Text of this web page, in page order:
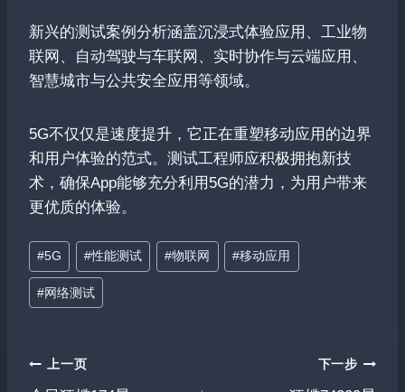
新兴的测试案例分析涵盖沉浸式体验应用、工业物
联网、自动驾驶与车联网、实时协作与云端应用、
智慧城市与公共安全应用等领域。
5G不仅仅是速度提升，它正在重塑移动应用的边界
和用户体验的范式。测试工程师应积极拥抱新技
术，确保App能够充分利用5G的潜力，为用户带来
更优质的体验。
文
章
标
#5G #性能测试 #物联网 #移动应用
#网络测试
文上一页 下一步